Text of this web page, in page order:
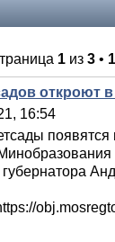
ЖК
1 из 3 • 1
откроют в
16:54